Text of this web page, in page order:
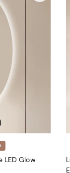
Glow